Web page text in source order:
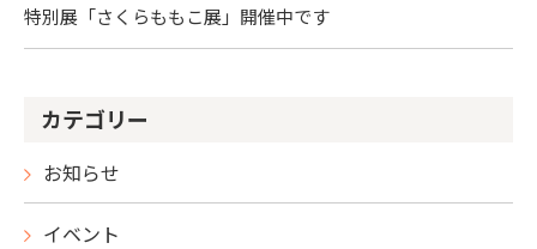
特別展「さくらももこ展」開催中です
カテゴリー
お知らせ
イベント